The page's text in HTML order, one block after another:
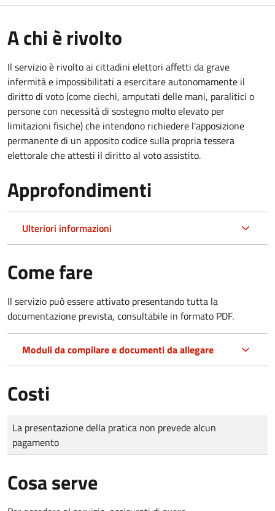
A chi è rivolto
Il servizio è rivolto ai cittadini elettori affetti da grave
infermità e impossibilitati a esercitare autonomamente il
diritto di voto (come ciechi, amputati delle mani, paralitici o
persone con necessità di sostegno molto elevato per
limitazioni fisiche) che intendono richiedere l'apposizione
permanente di un apposito codice sulla propria tessera
elettorale che attesti il diritto al voto assistito.
Approfondimenti
Ulteriori informazioni
Come fare
Il servizio può essere attivato presentando tutta la
documentazione prevista, consultabile in formato PDF.
Moduli da compilare e documenti da allegare
Costi
Tipo di pagamento
Importo
La presentazione della pratica non prevede alcun
pagamento
Cosa serve